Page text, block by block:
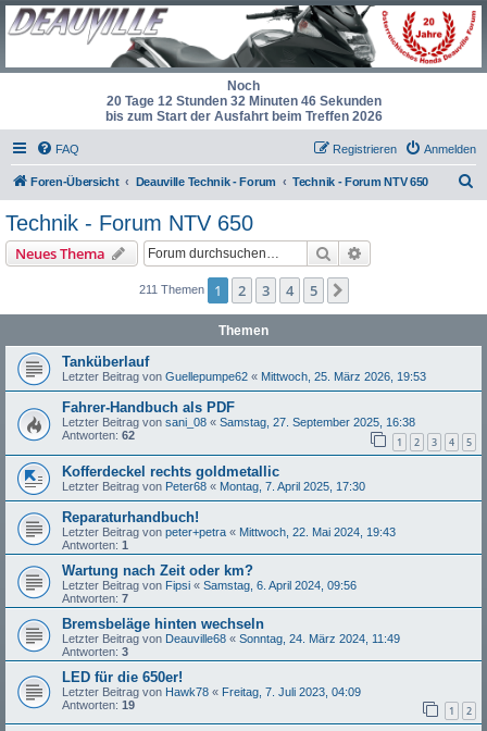
Noch
20 Tage 12 Stunden 32 Minuten 46 Sekunden
bis zum Start der Ausfahrt beim Treffen 2026
FAQ Anmelden
Registrieren
Foren-Übersicht Deauville Technik - Forum Technik - Forum NTV 650
Technik - Forum NTV 650
Neues Thema Suche
211 Themen 1 2 3 4 5
Themen
Tanküberlauf
Letzter Beitrag von Guellepumpe62 « Mittwoch, 25. März 2026, 19:53
Fahrer-Handbuch als PDF
Letzter Beitrag von sani_08 « Samstag, 27. September 2025, 16:38
Antworten: 62 1 2 3 4 5
Kofferdeckel rechts goldmetallic
Letzter Beitrag von Peter68 « Montag, 7. April 2025, 17:30
Reparaturhandbuch!
Letzter Beitrag von peter+petra « Mittwoch, 22. Mai 2024, 19:43
Antworten: 1
Wartung nach Zeit oder km?
Letzter Beitrag von Fipsi « Samstag, 6. April 2024, 09:56
Antworten: 7
Bremsbeläge hinten wechseln
Letzter Beitrag von Deauville68 « Sonntag, 24. März 2024, 11:49
Antworten: 3
LED für die 650er!
Letzter Beitrag von Hawk78 « Freitag, 7. Juli 2023, 04:09
Antworten: 19 1 2